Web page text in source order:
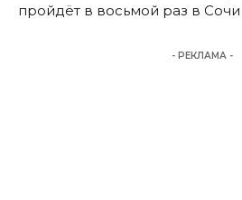
пройдёт в восьмой раз в Сочи
- РЕКЛАМА -